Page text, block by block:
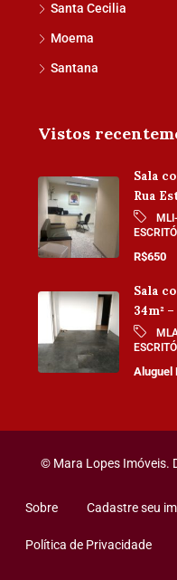
Santa Cecilia
Moema
Santana
Vistos
Sala
Rua
R$650
Sala
34m²
Aluguel
© Mara Lopes Imóveis.
Sobre Cadastre seu
Política de Privacidade